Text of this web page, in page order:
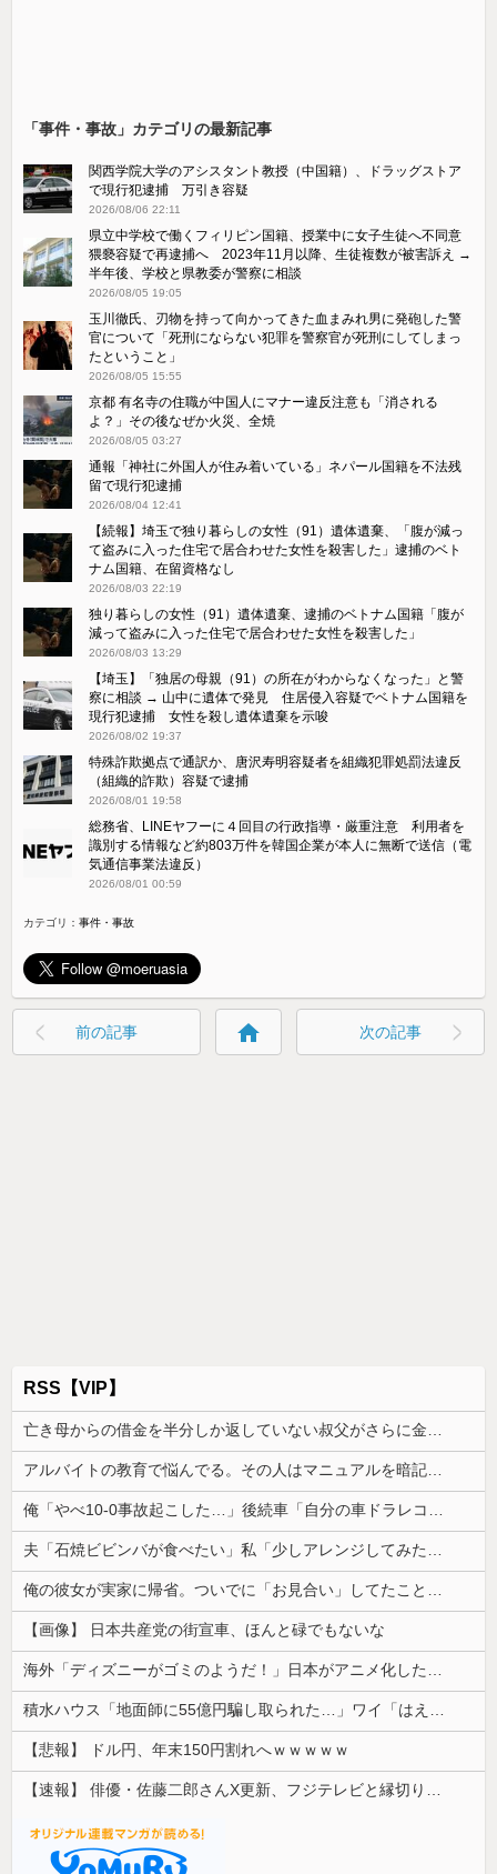
「事件・事故」カテゴリの最新記事
関西学院大学のアシスタント教授（中国籍）、ドラッグストア
で現行犯逮捕 万引き容疑
2026/08/06 22:11
県立中学校で働くフィリピン国籍、授業中に女子生徒へ不同意
猥褻容疑で再逮捕へ 2023年11月以降、生徒複数が被害訴え →
半年後、学校と県教委が警察に相談
2026/08/05 19:05
玉川徹氏、刃物を持って向かってきた血まみれ男に発砲した警
官について「死刑にならない犯罪を警察官が死刑にしてしまっ
たということ」
2026/08/05 15:55
京都 有名寺の住職が中国人にマナー違反注意も「消される
よ？」その後なぜか火災、全焼
2026/08/05 03:27
通報「神社に外国人が住み着いている」ネパール国籍を不法残
留で現行犯逮捕
2026/08/04 12:41
【続報】埼玉で独り暮らしの女性（91）遺体遺棄、「腹が減っ
て盗みに入った住宅で居合わせた女性を殺害した」逮捕のベト
ナム国籍、在留資格なし
2026/08/03 22:19
独り暮らしの女性（91）遺体遺棄、逮捕のベトナム国籍「腹が
減って盗みに入った住宅で居合わせた女性を殺害した」
2026/08/03 13:29
【埼玉】「独居の母親（91）の所在がわからなくなった」と警
察に相談 → 山中に遺体で発見 住居侵入容疑でベトナム国籍を
現行犯逮捕 女性を殺し遺体遺棄を示唆
2026/08/02 19:37
特殊詐欺拠点で通訳か、唐沢寿明容疑者を組織犯罪処罰法違反
（組織的詐欺）容疑で逮捕
2026/08/01 19:58
総務省、LINEヤフーに４回目の行政指導・厳重注意 利用者を
識別する情報など約803万件を韓国企業が本人に無断で送信（電
気通信事業法違反）
2026/08/01 00:59
カテゴリ：事件・事故
前の記事 home 次の記事
RSS【VIP】
【画像】 日本共産党の街宣車、ほんと碌でもないな
【悲報】 ドル円、年末150円割れへｗｗｗｗｗ